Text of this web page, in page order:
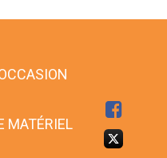
MATÉRIEL